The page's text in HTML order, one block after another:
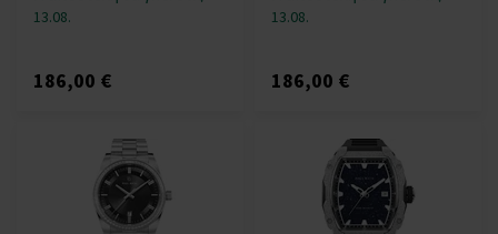
13.08.
186,00 €
13.08.
186,00 €